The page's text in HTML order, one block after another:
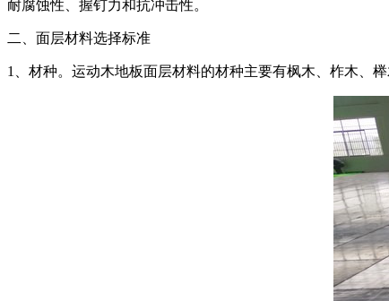
耐腐蚀性、握钉力和抗冲击性。
二、面层材料选择标准
1、材种。运动木地板面层材料的材种主要有枫木、柞木、榉